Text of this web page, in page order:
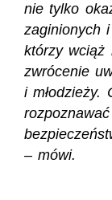
nie tylko
zaginionych
którzy wciąż
zwrócenie
i młodzieży.
– mówi.